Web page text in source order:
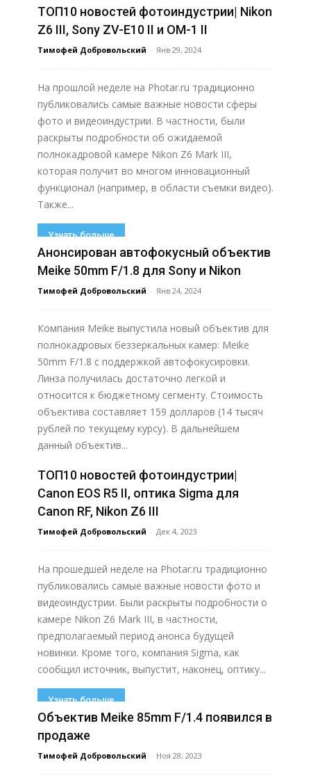
ТОП10 новостей фотоиндустрии| Nikon
Z6 III, Sony ZV-E10 II и OM-1 II
Тимофей Добровольский - Янв 29, 2024
На прошлой неделе на Photar.ru традиционно
публиковались самые важные новости сферы
фото и видеоиндустрии. В частности, были
раскрыты подробности об ожидаемой
полнокадровой камере Nikon Z6 Mark III,
которая получит во многом инновационный
функционал (например, в области съемки видео).
Также...
Узнать больше
Анонсирован автофокусный объектив
Meike 50mm F/1.8 для Sony и Nikon
Тимофей Добровольский - Янв 24, 2024
Компания Meike выпустила новый объектив для
полнокадровых беззеркальных камер: Meike
50mm F/1.8 с поддержкой автофокусировки.
Линза получилась достаточно легкой и
относится к бюджетному сегменту. Стоимость
объектива составляет 159 долларов (14 тысяч
рублей по текущему курсу). В дальнейшем
данный объектив...
Узнать больше
ТОП10 новостей фотоиндустрии|
Canon EOS R5 II, оптика Sigma для
Canon RF, Nikon Z6 III
Тимофей Добровольский - Дек 4, 2023
На прошедшей неделе на Photar.ru традиционно
публиковались самые важные новости фото и
видеоиндустрии. Были раскрыты подробности о
камере Nikon Z6 Mark III, в частности,
предполагаемый период анонса будущей
новинки. Кроме того, компания Sigma, как
сообщил источник, выпустит, наконец, оптику...
Узнать больше
Объектив Meike 85mm F/1.4 появился в
продаже
Тимофей Добровольский - Ноя 28, 2023